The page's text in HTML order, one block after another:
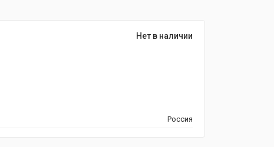
Нет в наличии
Россия